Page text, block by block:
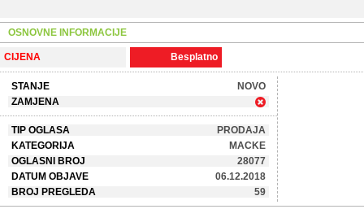
OSNOVNE INFORMACIJE
CIJENA Besplatno
STANJE
NOVO
ZAMJENA
TIP OGLASA
PRODAJA
KATEGORIJA
MACKE
OGLASNI BROJ
28077
DATUM OBJAVE
06.12.2018
BROJ PREGLEDA
59